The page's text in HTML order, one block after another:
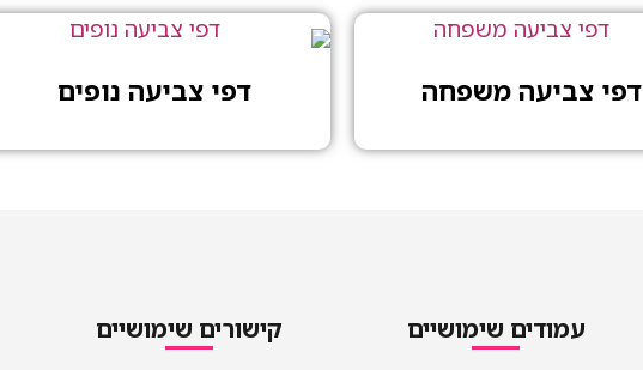
דפי צביעה משפחה דפי צביעה נופים
עמודים שימושיים קישורים שימושיים